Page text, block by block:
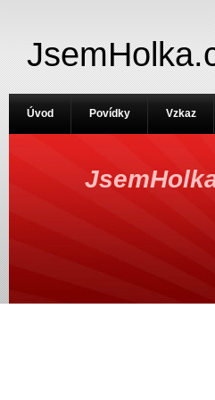
Úvod Povídky Vzkaz